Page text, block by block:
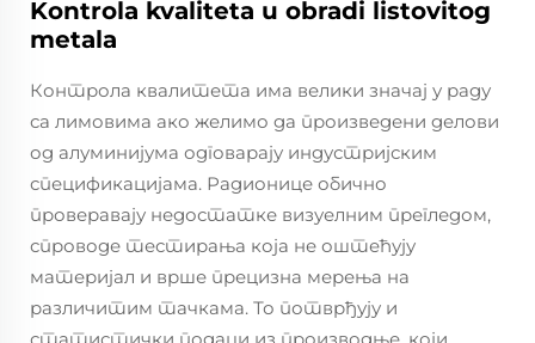
Kontrola kvaliteta u obradi listovitog
metala
Контрола квалитета има велики значај у раду
са лимовима ако желимо да произведени делови
од алуминијума одговарају индустријским
спецификацијама. Радионице обично
проверавају недостатке визуелним прегледом,
спроводе тестирања која не оштећују
материјал и врше прецизна мерења на
различитим тачкама. То потврђују и